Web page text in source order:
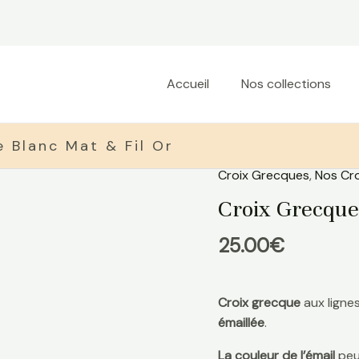
Accueil Nos collections
Blanc Mat & Fil Or
Croix Grecques,Nos
Croix
25.00€
Croix grecqueaux
émaillée.
La couleur de l’émail
quantité
de
Croix
Grecque
&
Fil